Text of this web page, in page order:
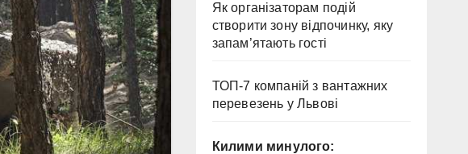
Як організаторам подій
створити зону відпочинку, яку
запам’ятають гості
ТОП-7 компаній з вантажних
перевезень у Львові
Килими минулого: